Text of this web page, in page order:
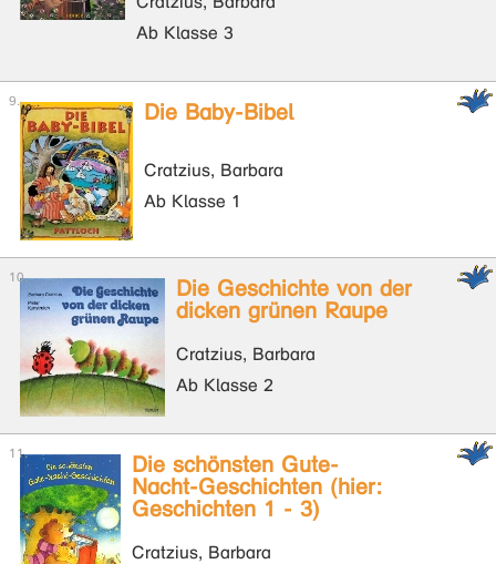
Ab Klasse 3
Die Baby-Bibel
Cratzius, Barbara
Ab Klasse 1
Die Geschichte von der
dicken grünen Raupe
Cratzius, Barbara
Ab Klasse 2
Die schönsten Gute-
Nacht-Geschichten (hier:
Geschichten 1 - 3)
Cratzius, Barbara